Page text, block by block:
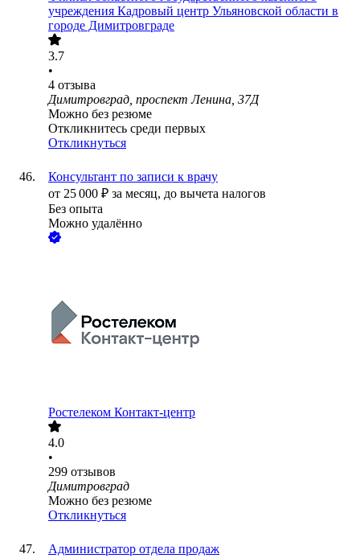
учреждения Кадровый центр Ульяновской области в
городе Димитровграде
3.7
•
4 отзыва
Димитровград, проспект Ленина, 37Д
Можно без резюме
Откликнитесь среди первых
Откликнуться
Консультант по записи к врачу
от 25 000 ₽ за месяц, до вычета налогов
Без опыта
Можно удалённо
Ростелеком Контакт-центр
4.0
•
299 отзывов
Димитровград
Можно без резюме
Откликнуться
Администратор отдела продаж